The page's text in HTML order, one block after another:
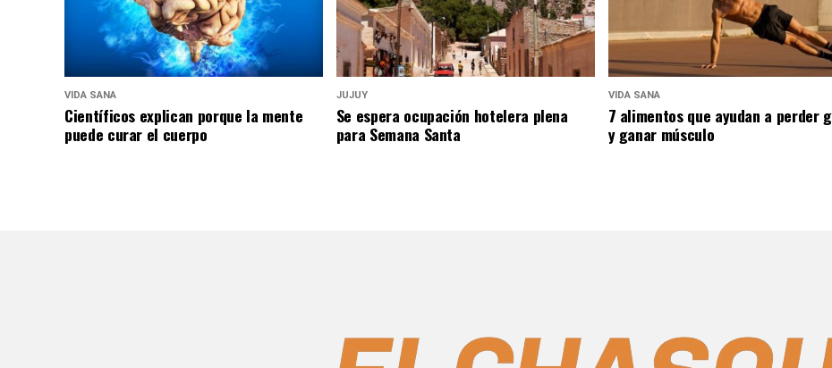
VIDA SANA
Científicos explican porque la mente
puede curar el cuerpo
JUJUY
Se espera ocupación hotelera plena
para Semana Santa
VIDA SANA
7 alimentos que ayudan a perder
y ganar músculo